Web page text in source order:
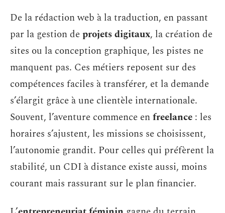
De la rédaction web à la traduction, en passant
par la gestion deprojets digitaux, la création de
sites ou la conception graphique, les pistes ne
manquent pas. Ces métiers reposent sur des
compétences faciles à transférer, et la demande
s’élargit grâce à une clientèle internationale.
Souvent, l’aventure commence enfreelance : les
horaires s’ajustent, les missions se choisissent,
l’autonomie grandit. Pour celles qui préfèrent la
stabilité, un CDI à distance existe aussi, moins
courant mais rassurant sur le plan financier.